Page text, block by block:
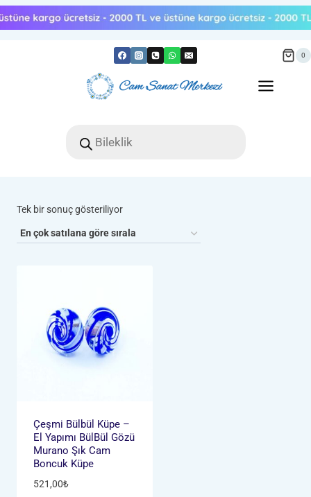
Skip
to
0
search
Tek bir sonuç gösteriliyor
Çeşmi Bülbül Küpe –
El Yapımı BülBül Gözü
Murano Şık Cam
Boncuk Küpe
521,00₺